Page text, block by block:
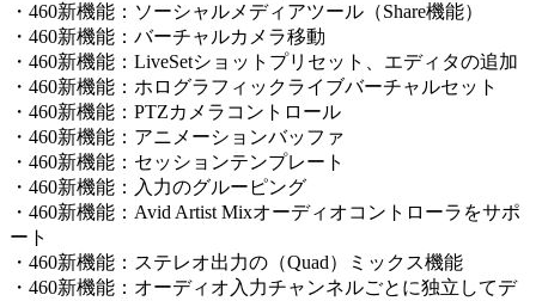
・460新機能：ソーシャルメディアツール（Share機能）
・460新機能：バーチャルカメラ移動
・460新機能：LiveSetショットプリセット、エディタの追加
・460新機能：ホログラフィックライブバーチャルセット
・460新機能：PTZカメラコントロール
・460新機能：アニメーションバッファ
・460新機能：セッションテンプレート
・460新機能：入力のグルーピング
・460新機能：Avid Artist Mixオーディオコントローラをサポ
ート
・460新機能：ステレオ出力の（Quad）ミックス機能
・460新機能：オーディオ入力チャンネルごとに独立してデ